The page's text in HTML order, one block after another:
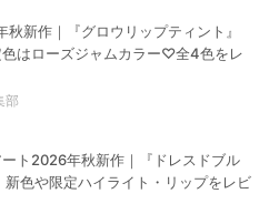
秋新作｜『グロウリップティント』
はローズジャムカラー♡全4色をレ
部
ト2026年秋新作｜『ドレスドブル
新色や限定ハイライト・リップをレビ